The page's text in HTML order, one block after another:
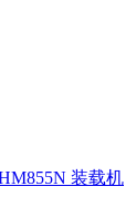
装载机